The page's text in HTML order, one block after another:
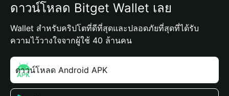
ดาวน์โหลด Bitget Wallet เลย
Wallet สำหรับคริปโตที่ดีที่สุดและปลอดภัยที่สุดที่ได้รับ
ความไว้วางใจจากผู้ใช้ 40 ล้านคน
ดาวน์โหลด Android APK